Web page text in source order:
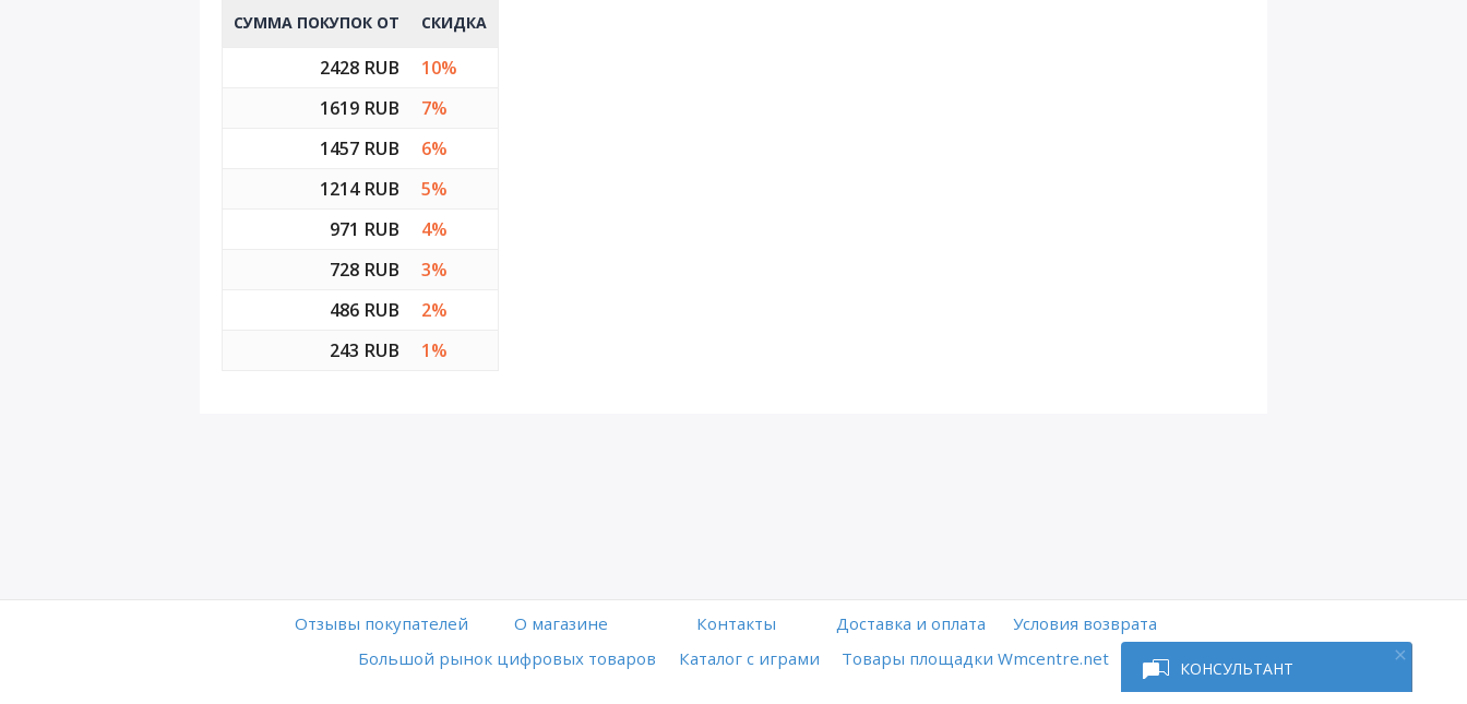
КОНСУЛЬТАНТ
СУММА ПОКУПОК ОТ СКИДКА
2428 RUB
10%
1619 RUB
7%
1457 RUB
6%
1214 RUB
5%
971 RUB
4%
728 RUB
3%
486 RUB
2%
243 RUB
1%
Отзывы покупателей O магазине Контакты Доставка и оплата
Условия возврата
Большой рынок цифровых товаров
Каталог с играми Товары площадки Wmcentre.net